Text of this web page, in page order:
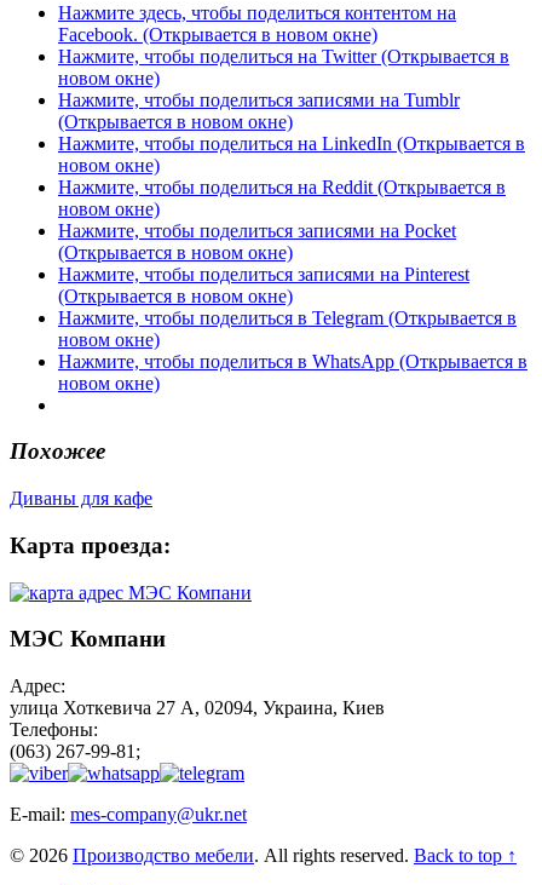
Нажмите здесь, чтобы поделиться контентом на
Facebook. (Открывается в новом окне)
Нажмите, чтобы поделиться на Twitter (Открывается в
новом окне)
Нажмите, чтобы поделиться записями на Tumblr
(Открывается в новом окне)
Нажмите, чтобы поделиться на LinkedIn (Открывается в
новом окне)
Нажмите, чтобы поделиться на Reddit (Открывается в
новом окне)
Нажмите, чтобы поделиться записями на Pocket
(Открывается в новом окне)
Нажмите, чтобы поделиться записями на Pinterest
(Открывается в новом окне)
Нажмите, чтобы поделиться в Telegram (Открывается в
новом окне)
Нажмите, чтобы поделиться в WhatsApp (Открывается в
новом окне)
Похожее
Диваны для кафе
Карта проезда:
МЭС Компани
Адрес:
улица Хоткевича 27 А, 02094, Украина, Киев
Телефоны:
(063) 267-99-81;
E-mail: mes-company@ukr.net
© 2026 Производство мебели. All rights reserved. Back to top ↑